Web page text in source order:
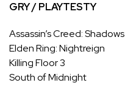
GRY / PLAYTESTY
Assassin’s Creed: Shadows
Elden Ring: Nightreign
Killing Floor 3
South of Midnight